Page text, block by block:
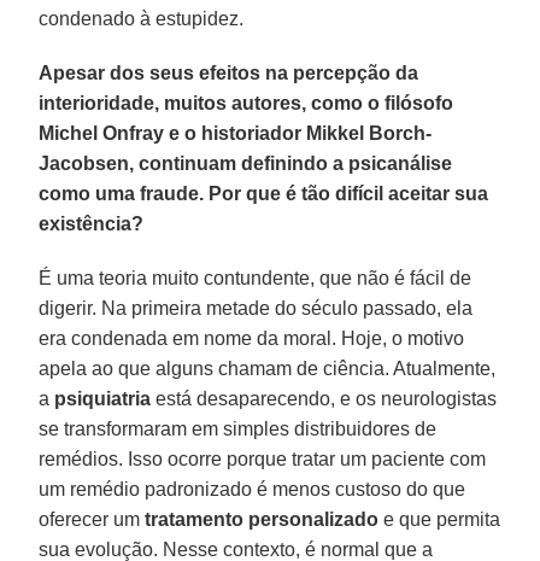
condenado à estupidez.
Apesar dos seus efeitos na percepção da
interioridade, muitos autores, como o filósofo
Michel Onfray e o historiador Mikkel Borch-
Jacobsen, continuam definindo a psicanálise
como uma fraude. Por que é tão difícil aceitar sua
existência?
É uma teoria muito contundente, que não é fácil de
digerir. Na primeira metade do século passado, ela
era condenada em nome da moral. Hoje, o motivo
apela ao que alguns chamam de ciência. Atualmente,
a psiquiatria está desaparecendo, e os neurologistas
se transformaram em simples distribuidores de
remédios. Isso ocorre porque tratar um paciente com
um remédio padronizado é menos custoso do que
oferecer um tratamento personalizado e que permita
sua evolução. Nesse contexto, é normal que a